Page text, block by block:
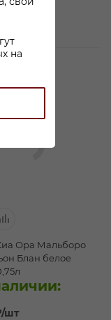
на
Ора Мальборо
Блан белое
/шт